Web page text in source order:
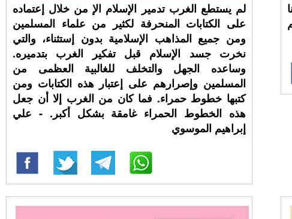
لم يستطع الغرب تدمير الإسلام الإ من خلال إعتماده
على الكتابات المنحرفة لكثير من علماء المسلمين
ومن جميع المذاهب الإسلامية بدون إستثناء، والتي
نخرت جسد الإسلام قبل تفكير الغرب بتدميره.
وساعده الجهل والتخلف للغالبية العظمى من
المسلمين وإصرارهم على إعتبار هذه الكتابات ومن
كتبها خطوط حمراء. فما كان من الغرب إلا أن جعل
هذه الخطوط الحمراء غامقة بشكل أكبر. - علي
إبراهيم الموسوي